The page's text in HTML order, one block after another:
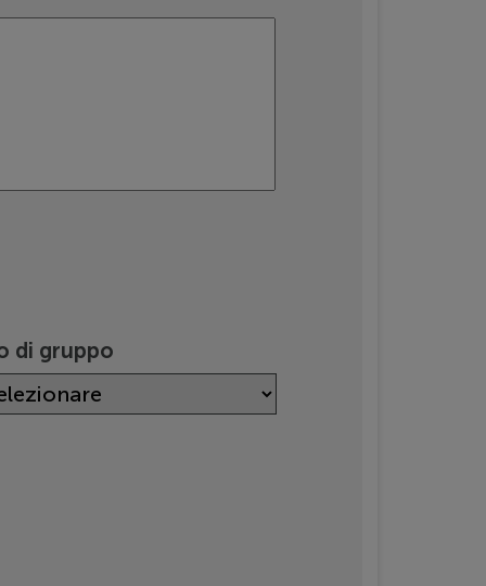
di gruppo